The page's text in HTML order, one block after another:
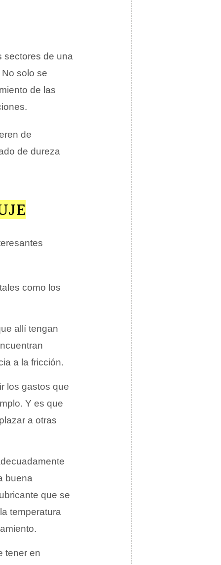
sectores de una
No solo se
de las
de
de dureza
como los
allí tengan
a la fricción.
los gastos que
Y es que
a otras
buena
que se
temperatura
tener en